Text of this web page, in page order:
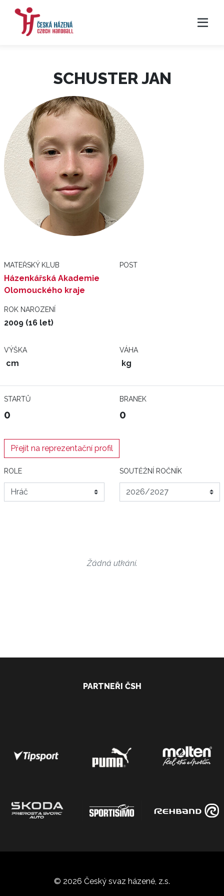
SCHUSTER JAN
MATEŘSKÝ KLUB
Házenkářská Akademie
Olomouckého kraje
POST
ROK NAROZENÍ
2009 (16 let)
VÝŠKA
cm
VÁHA
kg
STARTŮ
0
BRANEK
0
Přejít na reprezentační profil
ROLE SOUTĚŽNÍ ROČNÍK
Žádná utkání.
PARTNEŘI ČSH
© 2026 Český svaz házené, z.s.